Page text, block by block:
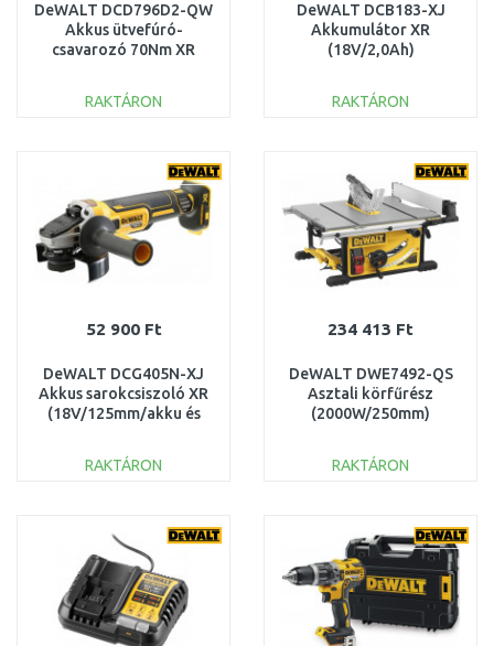
DeWALT DCD796D2-QW
Akkus ütvefúró-
csavarozó 70Nm XR
RAKTÁRON
Összehasonlítás
DeWALT DCB183-XJ
Akkumulátor XR
(18V/2,0Ah)
RAKTÁRON
Összehasonlítás
52 900 Ft
DeWALT DCG405N-XJ
Akkus sarokcsiszoló XR
(18V/125mm/akku és
RAKTÁRON
Összehasonlítás
234 413 Ft
DeWALT DWE7492-QS
Asztali körfűrész
(2000W/250mm)
RAKTÁRON
Összehasonlítás